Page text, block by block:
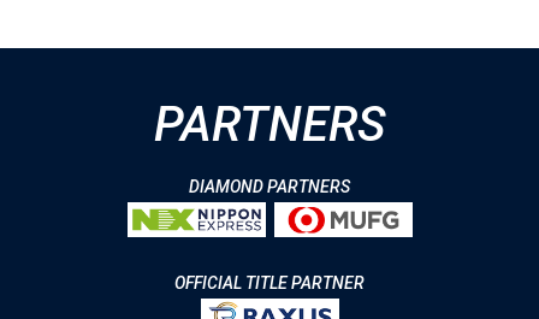
PARTNERS
DIAMOND PARTNERS
OFFICIAL TITLE PARTNER